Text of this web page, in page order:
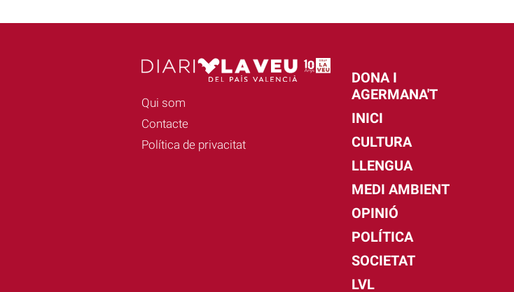
Qui som
Contacte
Política de privacitat
DONA I
AGERMANA'T
INICI
CULTURA
LLENGUA
MEDI AMBIENT
OPINIÓ
POLÍTICA
SOCIETAT
LVL